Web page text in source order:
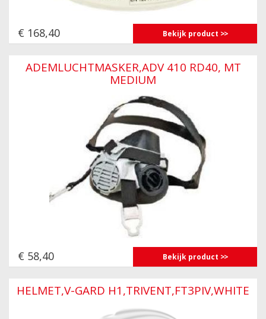
€ 168,40 Bekijk product
ADEMLUCHTMASKER,ADV 410 RD40, MT
MEDIUM
€ 58,40 Bekijk product
HELMET,V-GARD H1,TRIVENT,FT3PIV,WHITE